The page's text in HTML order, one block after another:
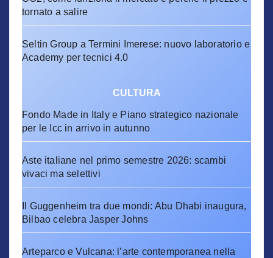
tornato a salire
Seltin Group a Termini Imerese: nuovo laboratorio e
Academy per tecnici 4.0
CULTURA
Fondo Made in Italy e Piano strategico nazionale
per le Icc in arrivo in autunno
Aste italiane nel primo semestre 2026: scambi
vivaci ma selettivi
Il Guggenheim tra due mondi: Abu Dhabi inaugura,
Bilbao celebra Jasper Johns
Arteparco e Vulcana: l’arte contemporanea nella